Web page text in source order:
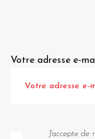
Votre adresse e-
J'accepte de